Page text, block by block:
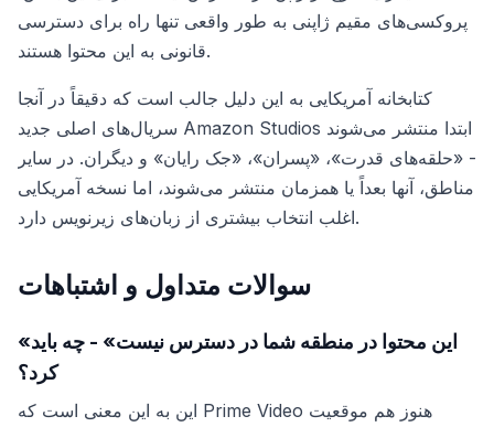
پروکسی‌های مقیم ژاپنی به طور واقعی تنها راه برای دسترسی
قانونی به این محتوا هستند.
کتابخانه آمریکایی به این دلیل جالب است که دقیقاً در آنجا
سریال‌های اصلی جدید Amazon Studios ابتدا منتشر می‌شوند
- «حلقه‌های قدرت»، «پسران»، «جک رایان» و دیگران. در سایر
مناطق، آنها بعداً یا همزمان منتشر می‌شوند، اما نسخه آمریکایی
اغلب انتخاب بیشتری از زبان‌های زیرنویس دارد.
سوالات متداول و اشتباهات
«این محتوا در منطقه شما در دسترس نیست» - چه باید
کرد؟
این به این معنی است که Prime Video هنوز هم موقعیت